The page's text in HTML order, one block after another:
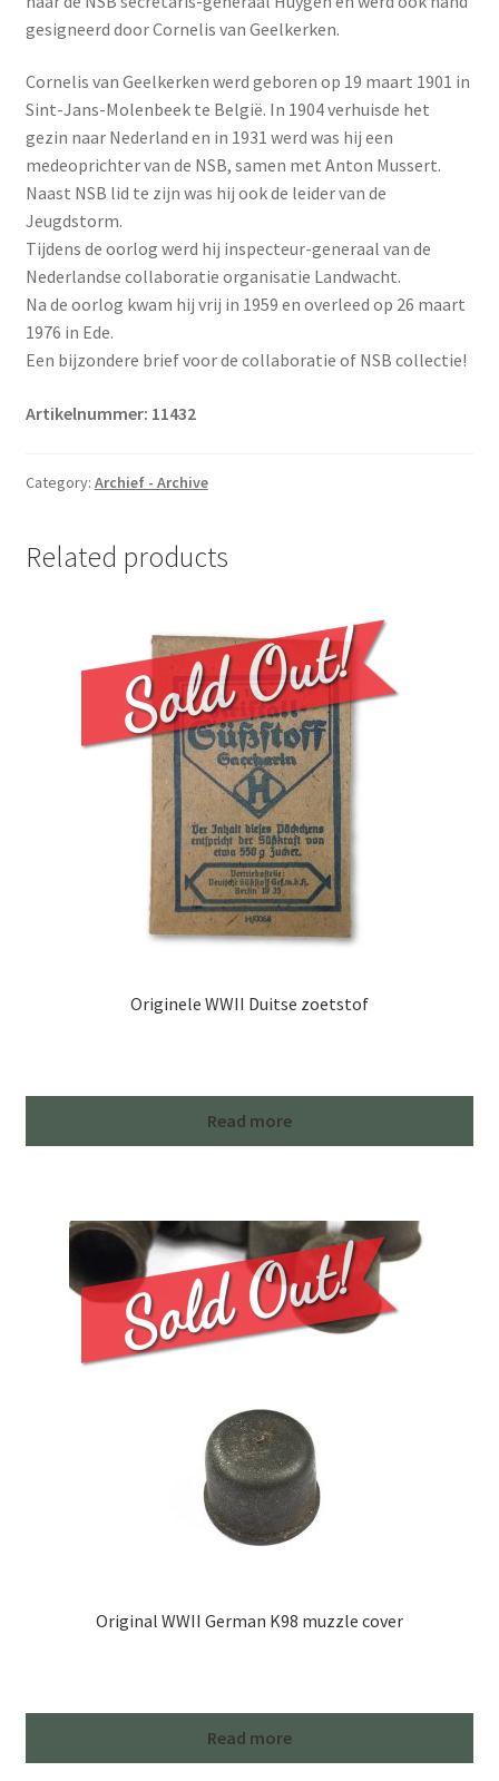
gesigneerd door Cornelis van Geelkerken.
Cornelis van Geelkerken werd geboren op 19 maart 1901 in
Sint-Jans-Molenbeek te België. In 1904 verhuisde het
gezin naar Nederland en in 1931 werd was hij een
medeoprichter van de NSB, samen met Anton Mussert.
Naast NSB lid te zijn was hij ook de leider van de
Jeugdstorm.
Tijdens de oorlog werd hij inspecteur-generaal van de
Nederlandse collaboratie organisatie Landwacht.
Na de oorlog kwam hij vrij in 1959 en overleed op 26 maart
1976 in Ede.
Een bijzondere brief voor de collaboratie of NSB collectie!
Artikelnummer: 11432
Category: Archief - Archive
Related products
Originele WWII Duitse zoetstof
Read more
Original WWII German K98 muzzle cover
Read more